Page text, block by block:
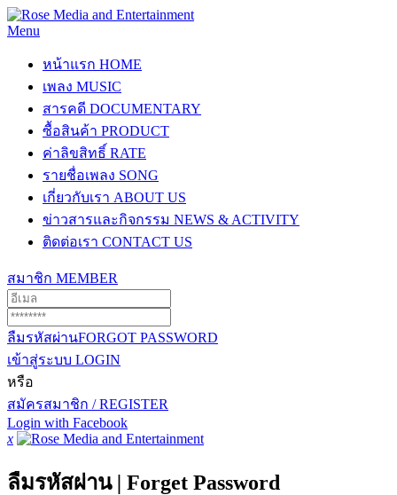
Menu
หน้าแรก HOME
เพลง MUSIC
สารคดี DOCUMENTARY
ซื้อสินค้า PRODUCT
ค่าลิขสิทธิ์ RATE
รายชื่อเพลง SONG
เกี่ยวกับเรา ABOUT US
ข่าวสารและกิจกรรม NEWS & ACTIVITY
ติดต่อเรา CONTACT US
สมาชิก MEMBER
ลืมรหัสผ่านFORGOT PASSWORD
เข้าสู่ระบบ LOGIN
หรือ
สมัครสมาชิก / REGISTER
Login with Facebook
x
ลืมรหัสผ่าน | Forget Password